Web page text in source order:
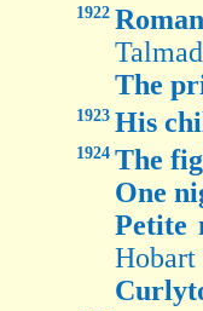
1922
The
1923 His
1924 The
One
Petite
Hobart